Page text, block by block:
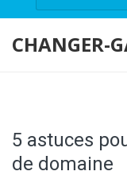
CHANGER-
5 astuces
de domaine